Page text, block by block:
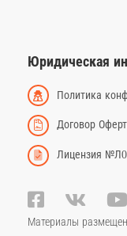
Юридическая
Политика
Договор
Лицензия
Материалы